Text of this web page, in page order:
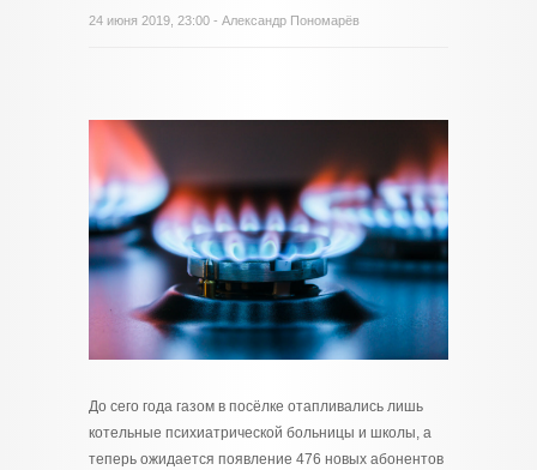
24 июня 2019, 23:00 - Александр Пономарёв
До сего года газом в посёлке отапливались лишь
котельные психиатрической больницы и школы, а
теперь ожидается появление 476 новых абонентов